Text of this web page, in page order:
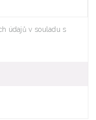
údajů v souladu s